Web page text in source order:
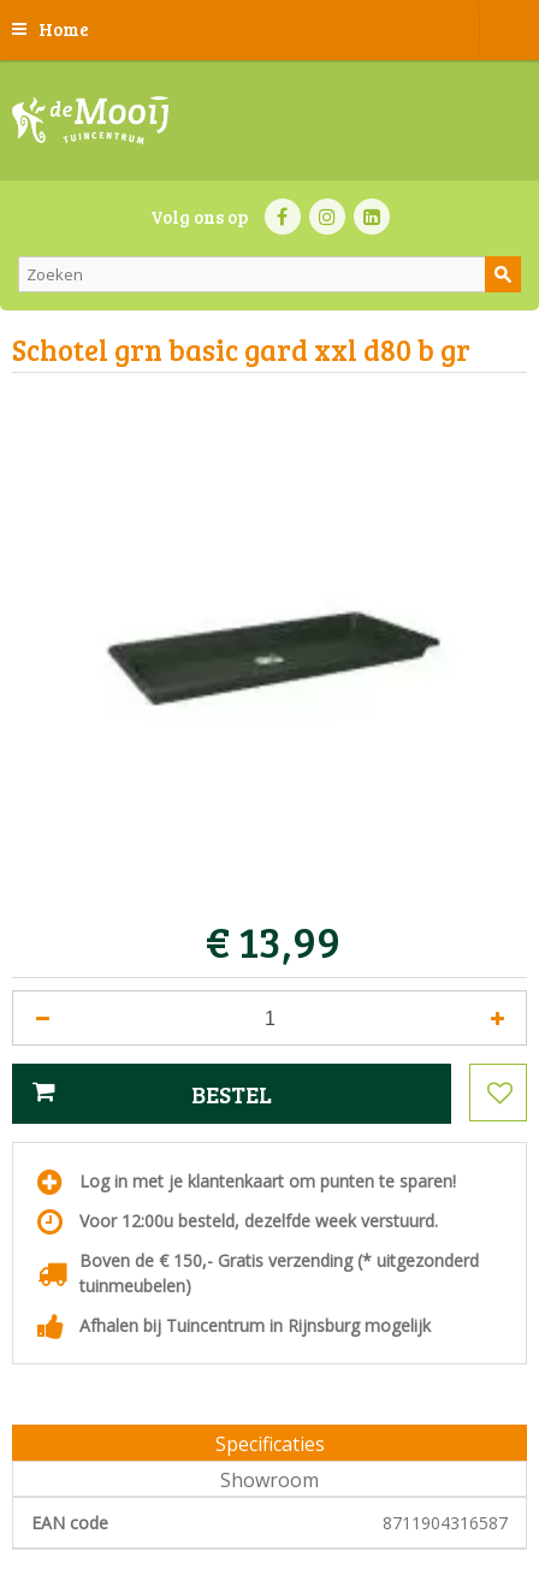
Home
Volg ons op
Schotel grn basic gard xxl d80 b gr
€13,99
Log in met je klantenkaart om punten te sparen!
Voor 12:00u besteld, dezelfde week verstuurd.
Boven de € 150,- Gratis verzending (* uitgezonderd
tuinmeubelen)
Afhalen bij Tuincentrum in Rijnsburg mogelijk
Specificaties
Showroom
EAN code 8711904316587